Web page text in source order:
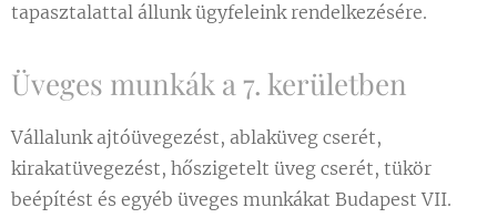
tapasztalattal állunk ügyfeleink rendelkezésére.
Üveges munkák a 7. kerületben
Vállalunk ajtóüvegezést, ablaküveg cserét,
kirakatüvegezést, hőszigetelt üveg cserét, tükör
beépítést és egyéb üveges munkákat Budapest VII.